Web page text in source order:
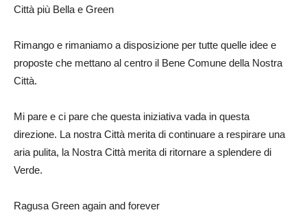
Città più Bella e Green
Rimango e rimaniamo a disposizione per tutte quelle idee e
proposte che mettano al centro il Bene Comune della Nostra
Città.
Mi pare e ci pare che questa iniziativa vada in questa
direzione. La nostra Città merita di continuare a respirare una
aria pulita, la Nostra Città merita di ritornare a splendere di
Verde.
Ragusa Green again and forever